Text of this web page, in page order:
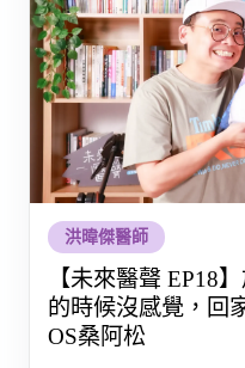
洪暐傑醫師
【未來醫聲 EP18
的時候沒感覺，回
OS桑阿松